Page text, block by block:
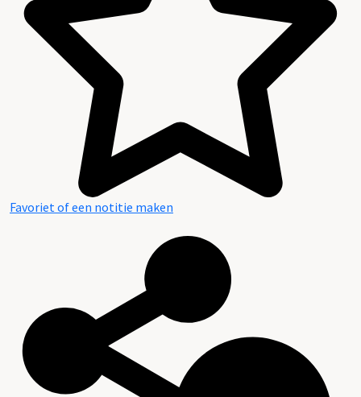
Inhoud en structuur van het archief
Aanwijzingen voor de gebruiker
Favoriet of een notitie maken